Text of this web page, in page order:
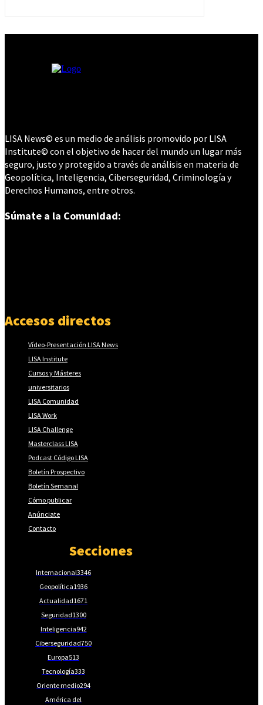
LISA News© es un medio de análisis promovido por LISA
Institute© con el objetivo de hacer del mundo un lugar más
seguro, justo y protegido a través de análisis en materia de
Geopolítica, Inteligencia, Ciberseguridad, Criminología y
Derechos Humanos, entre otros.
Súmate a la Comunidad:
Accesos directos
Vídeo-Presentación LISA News
LISA Institute
Cursos y Másteres
universitarios
LISA Comunidad
LISA Work
LISA Challenge
Masterclass LISA
Podcast Código LISA
Boletín Prospectivo
Boletín Semanal
Cómo publicar
Anúnciate
Contacto
Secciones
Internacional3346
Geopolítica1936
Actualidad1671
Seguridad1300
Inteligencia942
Ciberseguridad750
Europa513
Tecnología333
Oriente medio294
América del